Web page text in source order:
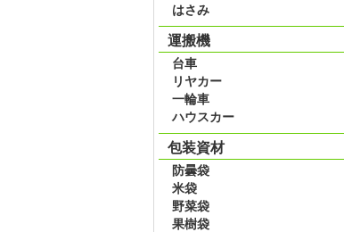
はさみ
運搬機
台車
リヤカー
一輪車
ハウスカー
包装資材
防曇袋
米袋
野菜袋
果樹袋